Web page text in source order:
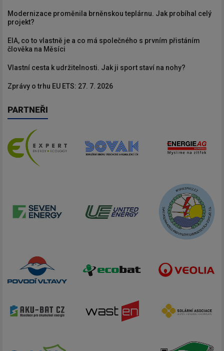
Modernizace proměnila brněnskou teplárnu. Jak probíhal celý
projekt?
EIA, co to vlastně je a co má společného s prvním přistáním
člověka na Měsíci
Vlastní cesta k udržitelnosti. Jak ji sport staví na nohy?
Zprávy o trhu EU ETS: 27. 7. 2026
PARTNEŘI